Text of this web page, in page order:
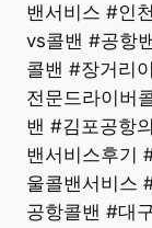
밴서비스 #인
vs콜밴 #공항
콜밴 #장거리
전문드라이버
밴 #김포공항
밴서비스후기
울콜밴서비스
공항콜밴 #대